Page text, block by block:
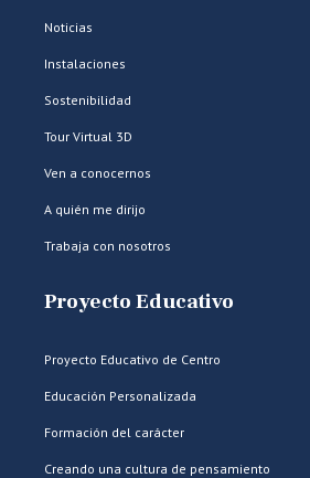
Noticias
Instalaciones
Sostenibilidad
Tour Virtual 3D
Ven a conocernos
A quién me dirijo
Trabaja con nosotros
Proyecto Educativo
Proyecto Educativo de Centro
Educación Personalizada
Formación del carácter
Creando una cultura de pensamiento